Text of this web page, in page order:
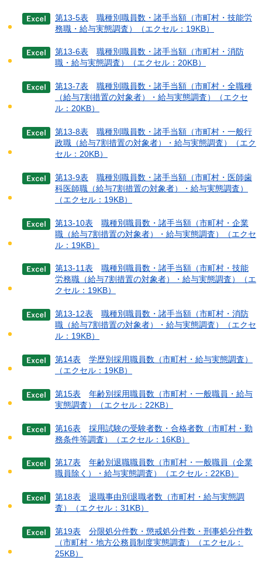
第13-5表
職種別職員数・諸手当額（市町村・技能労
務職・給与実態調査）
（エクセル：19KB）
第13-6表
職種別職員数・諸手当額（市町村・消防
職・給与実態調査）
（エクセル：20KB）
第13-7表
職種別職員数・諸手当額（市町村・全職種
（給与7割措置の対象者）・給与実態調査）（エクセ
ル：20KB）
第13-8表
職種別職員数・諸手当額（市町村・一般行
政職（給与7割措置の対象者）・給与実態調査）（エク
セル：20KB）
第13-9表
職種別職員数・諸手当額（市町村・医師歯
科医師職（給与7割措置の対象者）・給与実態調査）
（エクセル：19KB）
第13-10表
職種別職員数・諸手当額（市町村・企業
職（給与7割措置の対象者）・給与実態調査）（エクセ
ル：19KB）
第13-11表
職種別職員数・諸手当額（市町村・技能
労務職（給与7割措置の対象者）・給与実態調査）（エ
クセル：19KB）
第13-12表
職種別職員数・諸手当額（市町村・消防
職（給与7割措置の対象者）・給与実態調査）（エクセ
ル：19KB）
第14表
学歴別採用職員数（市町村・給与実態調査）
（エクセル：19KB）
第15表
年齢別採用職員数（市町村・一般職員・給与
実態調査）
（エクセル：22KB）
第16表
採用試験の受験者数・合格者数（市町村・勤
務条件等調査）
（エクセル：16KB）
第17表
年齢別退職職員数（市町村・一般職員（企業
職員除く）・給与実態調査）
（エクセル：22KB）
第18表
退職事由別退職者数（市町村・給与実態調
査）
（エクセル：31KB）
第19表
分限処分件数・懲戒処分件数・刑事処分件数
（市町村・地方公務員制度実態調査）
（エクセル：
25KB）